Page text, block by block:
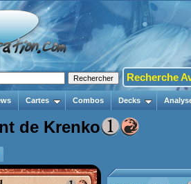
Recherche
Cartes Combos Decks
de Krenko